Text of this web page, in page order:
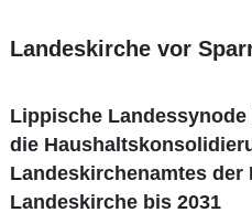
Landeskirche vor
Lippische
die
Landeskirchenamtes der
Landeskirche bis 2031